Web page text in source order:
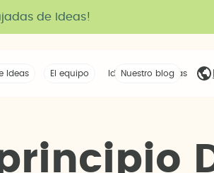
de Ideas!
voz
Ideas La tribu
El equipo Ideas compartidas
Nuestro blog
rincipio